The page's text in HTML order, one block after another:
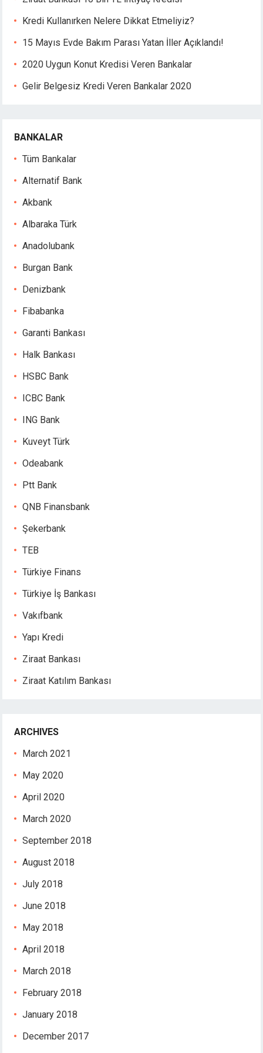
Panel
Kredi Kullanırken Nelere Dikkat Etmeliyiz?
15 Mayıs Evde Bakım Parası Yatan İller Açıklandı!
2020 Uygun Konut Kredisi Veren Bankalar
Gelir Belgesiz Kredi Veren Bankalar 2020
BANKALAR
Tüm Bankalar
Alternatif Bank
Akbank
Albaraka Türk
Anadolubank
Burgan Bank
Denizbank
Fibabanka
Garanti Bankası
Halk Bankası
HSBC Bank
ICBC Bank
ING Bank
Kuveyt Türk
Odeabank
Ptt Bank
QNB Finansbank
Şekerbank
TEB
Türkiye Finans
Türkiye İş Bankası
Vakıfbank
Yapı Kredi
Ziraat Bankası
Ziraat Katılım Bankası
ARCHIVES
March 2021
May 2020
April 2020
March 2020
September 2018
August 2018
July 2018
June 2018
May 2018
April 2018
March 2018
February 2018
January 2018
December 2017